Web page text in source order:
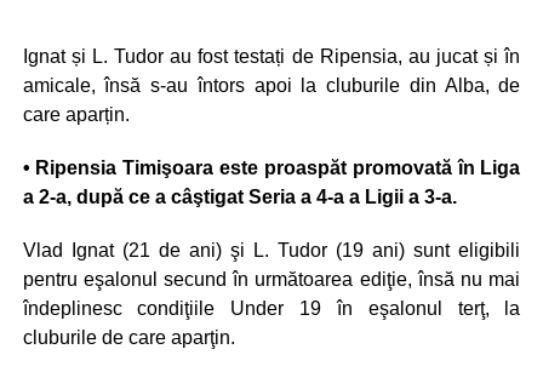
Ignat și L. Tudor au fost testați de Ripensia, au jucat și în
amicale, însă s-au întors apoi la cluburile din Alba, de
care aparțin.
• Ripensia Timişoara este proaspăt promovată în Liga
a 2-a, după ce a câştigat Seria a 4-a a Ligii a 3-a.
Vlad Ignat (21 de ani) şi L. Tudor (19 ani) sunt eligibili
pentru eşalonul secund în următoarea ediţie, însă nu mai
îndeplinesc condiţiile Under 19 în eşalonul terţ, la
cluburile de care aparţin.